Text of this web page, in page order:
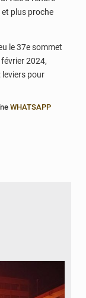
et plus proche
le 37e sommet
2024,
leviers pour
WHATSAPP